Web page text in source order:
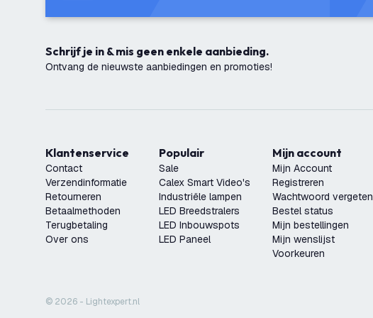
Schrijf je in & mis geen enkele aanbieding.
Ontvang de nieuwste aanbiedingen en promoties!
Klantenservice
Contact
Verzendinformatie
Retourneren
Betaalmethoden
Terugbetaling
Over ons
Populair
Sale
Calex Smart Video's
Industriële lampen
LED Breedstralers
LED Inbouwspots
LED Paneel
Mijn account
Mijn Account
Registreren
Wachtwoord vergeten
Bestel status
Mijn bestellingen
Mijn wenslijst
Voorkeuren
© 2026 - Lightexpert.nl